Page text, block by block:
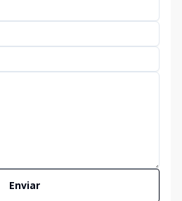
Enviar